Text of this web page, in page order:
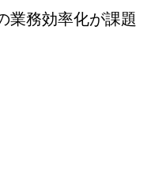
業務効率化が課題